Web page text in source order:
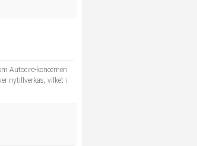
Autocirc-koncernen.
nytillverkas, vilket i